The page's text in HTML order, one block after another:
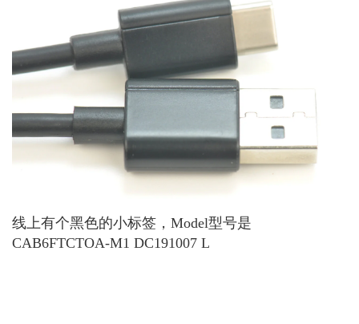
线上有个黑色的小标签，Model型号是
CAB6FTCTOA-M1 DC191007 L